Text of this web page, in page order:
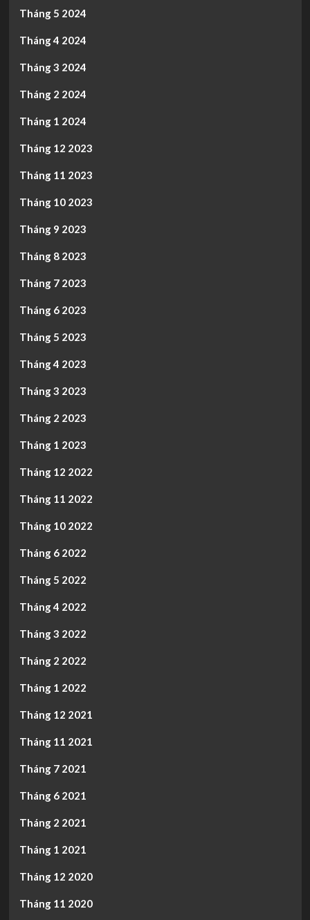
Tháng 5 2024
Tháng 4 2024
Tháng 3 2024
Tháng 2 2024
Tháng 1 2024
Tháng 12 2023
Tháng 11 2023
Tháng 10 2023
Tháng 9 2023
Tháng 8 2023
Tháng 7 2023
Tháng 6 2023
Tháng 5 2023
Tháng 4 2023
Tháng 3 2023
Tháng 2 2023
Tháng 1 2023
Tháng 12 2022
Tháng 11 2022
Tháng 10 2022
Tháng 6 2022
Tháng 5 2022
Tháng 4 2022
Tháng 3 2022
Tháng 2 2022
Tháng 1 2022
Tháng 12 2021
Tháng 11 2021
Tháng 7 2021
Tháng 6 2021
Tháng 2 2021
Tháng 1 2021
Tháng 12 2020
Tháng 11 2020